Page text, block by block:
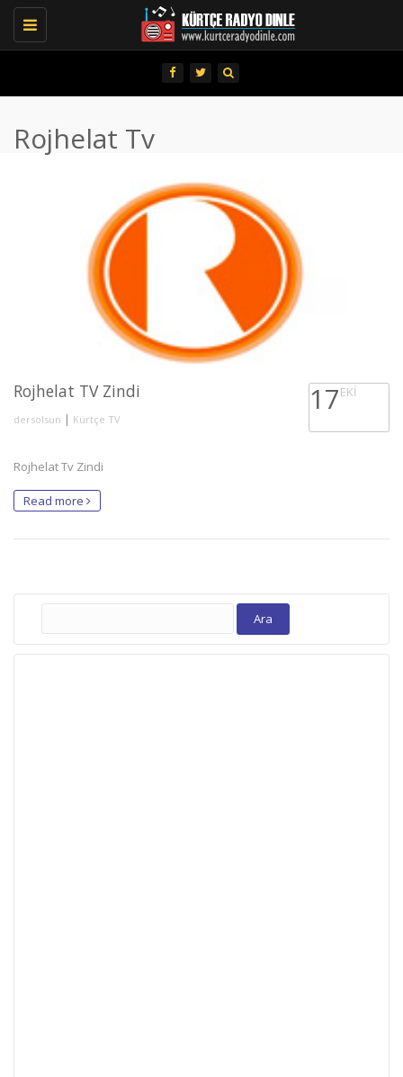
Toggle
navigation
Rojhelat Tv
Rojhelat TV Zindi
dersolsun | Kürtçe TV
17EKI
Rojhelat Tv Zindi
Read more
Arama: